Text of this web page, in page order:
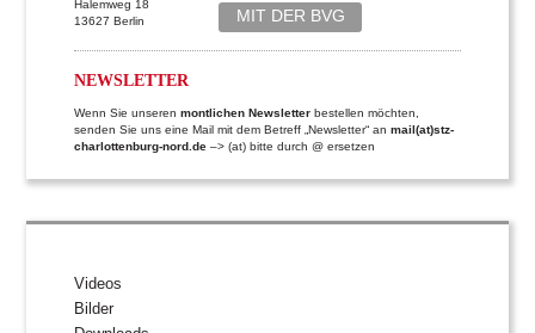
Halemweg 18
13627 Berlin
MIT DER BVG
NEWSLETTER
Wenn Sie unserenmontlichen Newsletter bestellen möchten,
senden Sie uns eine Mail mit dem Betreff „Newsletter“ anmail(at)stz-
charlottenburg-nord.de –> (at) bitte durch @ ersetzen
Videos
Bilder